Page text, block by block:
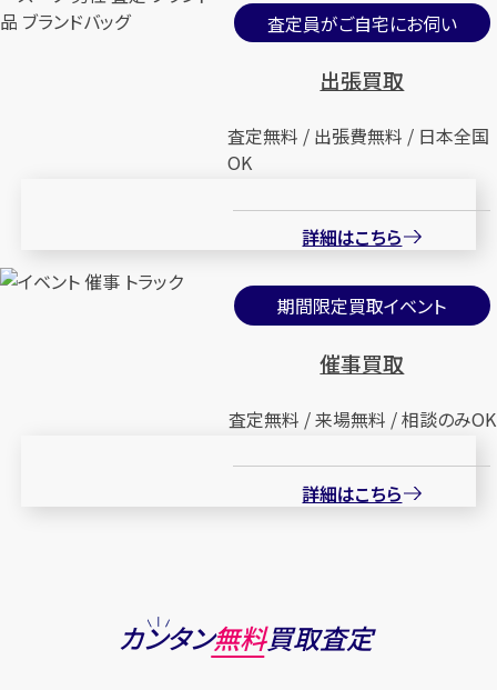
査定員がご自宅にお伺い
出張買取
査定無料 / 出張費無料 / 日本全国
OK
詳細はこちら
期間限定買取イベント
催事買取
査定無料 / 来場無料 / 相談のみOK
詳細はこちら
カンタン無料買取査定